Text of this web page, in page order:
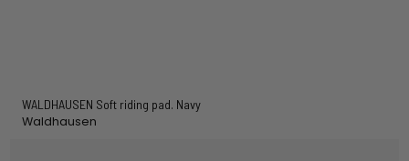
WALDHAUSEN Soft riding pad. Navy
Waldhausen